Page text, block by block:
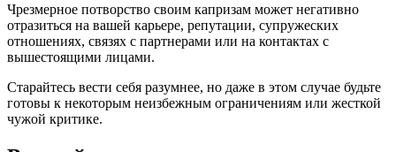
Чрезмерное потворство своим капризам может негативно
отразиться на вашей карьере, репутации, супружеских
отношениях, связях с партнерами или на контактах с
вышестоящими лицами.
Старайтесь вести себя разумнее, но даже в этом случае будьте
готовы к некоторым неизбежным ограничениям или жесткой
чужой критике.